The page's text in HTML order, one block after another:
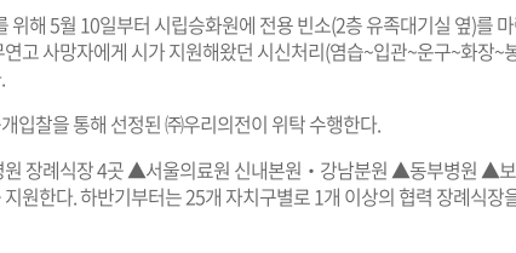
위해 5월 10일부터 시립승화원에 전용 빈소(2층 유족대기실 옆)를
고 사망자에게 시가 지원해왔던 시신처리(염습~입관~운구~화장~
입찰을 통해 선정된 ㈜우리의전이 위탁 수행한다.
원 장례식장 4곳 ▲서울의료원 신내본원‧강남분원 ▲동부병원 ▲
원한다. 하반기부터는 25개 자치구별로 1개 이상의 협력 장례식장